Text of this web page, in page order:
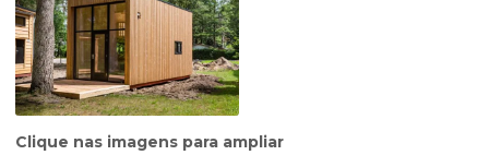
Clique nas imagens para ampliar